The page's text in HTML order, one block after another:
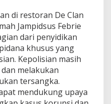
di restoran De Clan
Jampidsus Febrie
dari penyidikan
khusus yang
Kepolisian masih
melakukan
tersangka.
mendukung upaya